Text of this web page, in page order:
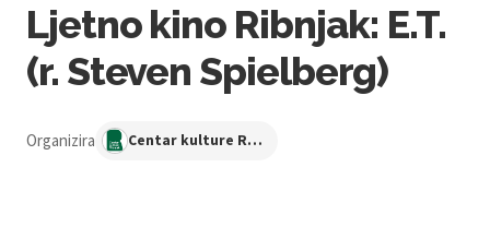
Ljetno kino Ribnjak: E.T.
(r. Steven Spielberg)
Organizira Centar kulture Ribnjak